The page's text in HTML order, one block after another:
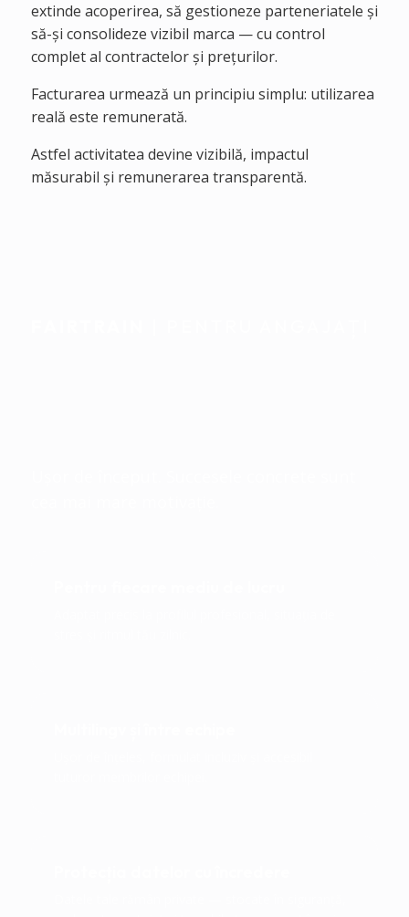
extinde acoperirea, să gestioneze parteneriatele și
să-și consolideze vizibil marca — cu control
complet al contractelor și prețurilor.
Facturarea urmează un principiu simplu: utilizarea
reală este remunerată.
Astfel activitatea devine vizibilă, impactul
măsurabil și remunerarea transparentă.